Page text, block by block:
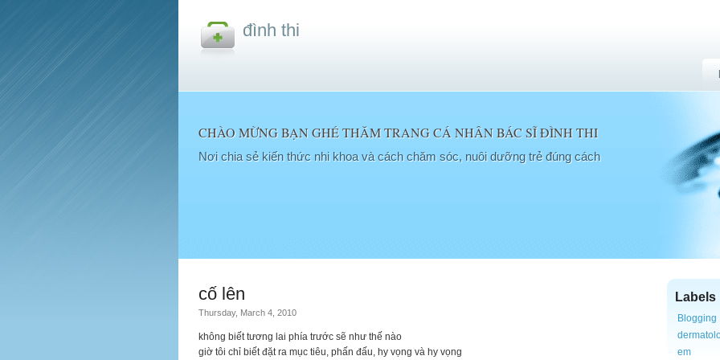
đình thi
CHÀO MỪNG BẠN GHÉ THĂM TRANG CÁ NHÂN BÁC SĨ ĐÌNH THI
Nơi chia sẻ kiến thức nhi khoa và cách chăm sóc, nuôi dưỡng trẻ đúng cách
cố lên
Thursday, March 4, 2010
không biết tương lai phía trước sẽ như thế nào
giờ tôi chỉ biết đặt ra mục tiêu, phấn đấu, hy vọng và hy vọng
Labels
Blogging
em